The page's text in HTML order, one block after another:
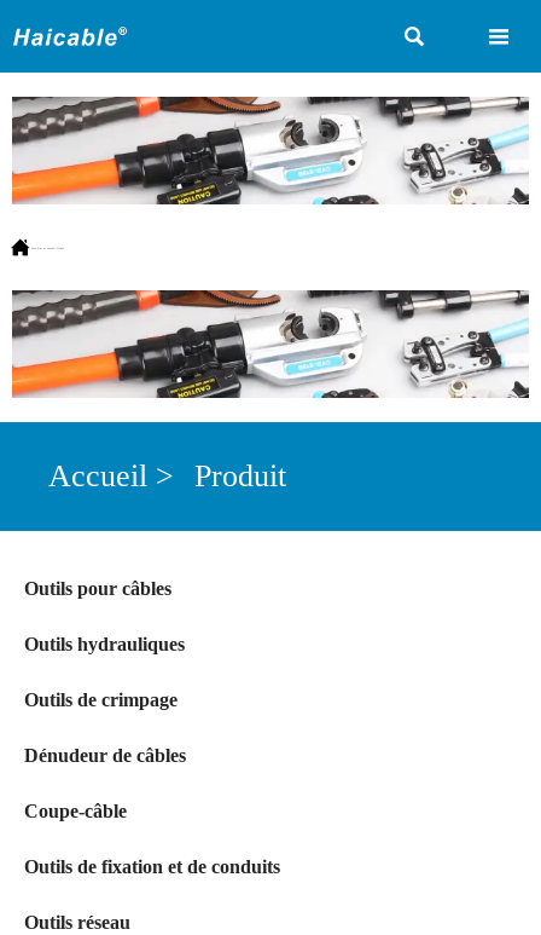
 
 Produit
Accueil > Produit
Outils pour câbles
Outils hydrauliques
Outils de crimpage
Dénudeur de câbles
Coupe-câble
Outils de fixation et de conduits
Outils réseau